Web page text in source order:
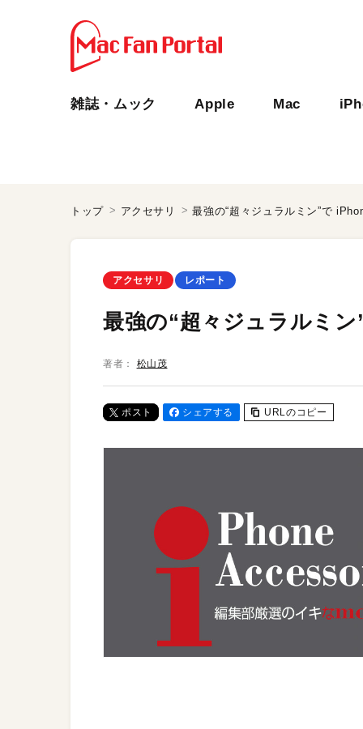
雑誌・ムック Apple Mac
トップ アクセサリ 最強の“超々ジュラルミン”で
アクセサリ レポート
最強の“超々ジュラルミ
著者： 松山茂
ポスト シェアする URLのコピー